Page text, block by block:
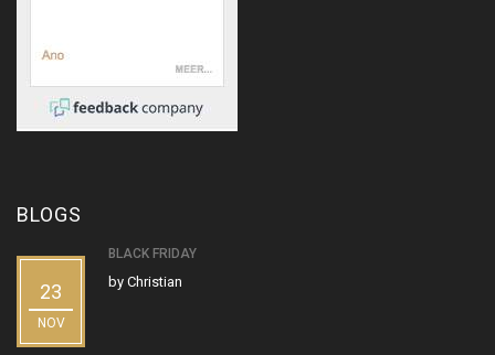
BLOGS
23
NOV
BLACK FRIDAY
by Christian